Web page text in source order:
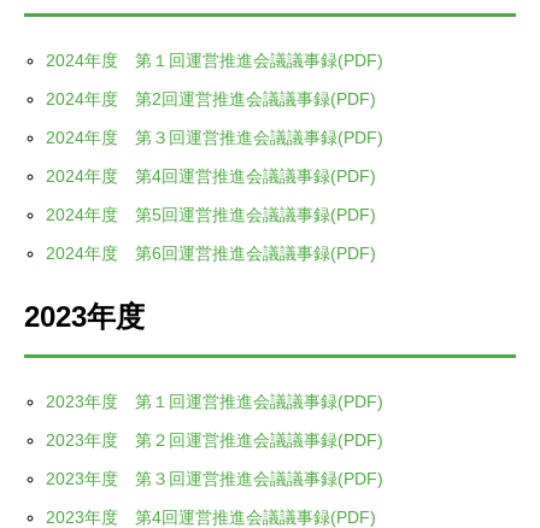
2024年度 第１回運営推進会議議事録(PDF)
2024年度 第2回運営推進会議議事録(PDF)
2024年度 第３回運営推進会議議事録(PDF)
2024年度 第4回運営推進会議議事録(PDF)
2024年度 第5回運営推進会議議事録(PDF)
2024年度 第6回運営推進会議議事録(PDF)
2023年度
2023年度 第１回運営推進会議議事録(PDF)
2023年度 第２回運営推進会議議事録(PDF)
2023年度 第３回運営推進会議議事録(PDF)
2023年度 第4回運営推進会議議事録(PDF)